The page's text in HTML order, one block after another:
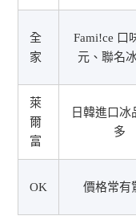
全
家
Fami!ce 口
元、聯名
萊
爾
富
日韓進口冰
多
OK 價格常有